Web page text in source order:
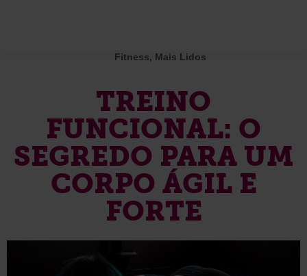
Fitness, Mais Lidos
TREINO
FUNCIONAL: O
SEGREDO PARA UM
CORPO ÁGIL E
FORTE